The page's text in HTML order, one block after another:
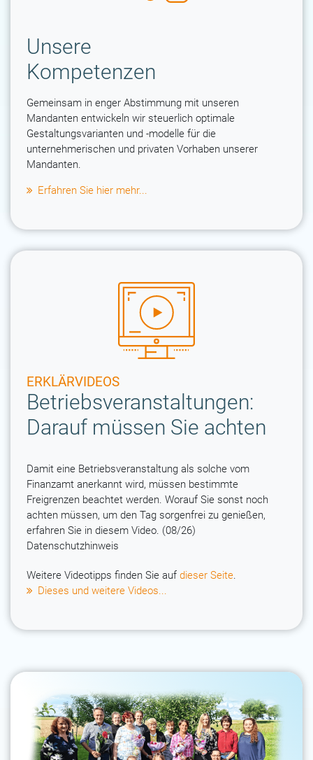
Unsere
Kompetenzen
Gemeinsam in enger Abstimmung mit unseren
Mandanten entwickeln wir steuerlich optimale
Gestaltungsvarianten und -modelle für die
unternehmerischen und privaten Vorhaben unserer
Mandanten.
Erfahren Sie hier mehr...
ERKLÄRVIDEOS
Betriebsveranstaltungen:
Darauf müssen Sie achten
Damit eine Betriebsveranstaltung als solche vom
Finanzamt anerkannt wird, müssen bestimmte
Freigrenzen beachtet werden. Worauf Sie sonst noch
achten müssen, um den Tag sorgenfrei zu genießen,
erfahren Sie in diesem Video. (08/26)
Datenschutzhinweis
Weitere Videotipps finden Sie auf dieser Seite.
Dieses und weitere Videos...